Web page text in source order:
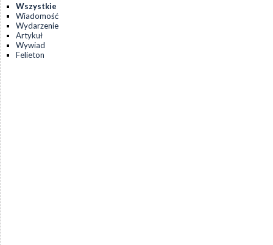
Wszystkie
Wiadomość
Wydarzenie
Artykuł
Wywiad
Felieton